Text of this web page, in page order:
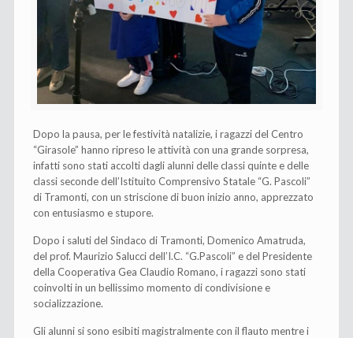
Dopo la pausa, per le festività natalizie, i ragazzi del Centro
“Girasole” hanno ripreso le attività con una grande sorpresa,
infatti sono stati accolti dagli alunni delle classi quinte e delle
classi seconde dell’Istituito Comprensivo Statale “G. Pascoli”
di Tramonti, con un striscione di buon inizio anno, apprezzato
con entusiasmo e stupore.
Dopo i saluti del Sindaco di Tramonti, Domenico Amatruda,
del prof. Maurizio Salucci dell’I.C. “G.Pascoli” e del Presidente
della Cooperativa Gea Claudio Romano, i ragazzi sono stati
coinvolti in un bellissimo momento di condivisione e
socializzazione.
Gli alunni si sono esibiti magistralmente con il flauto mentre i